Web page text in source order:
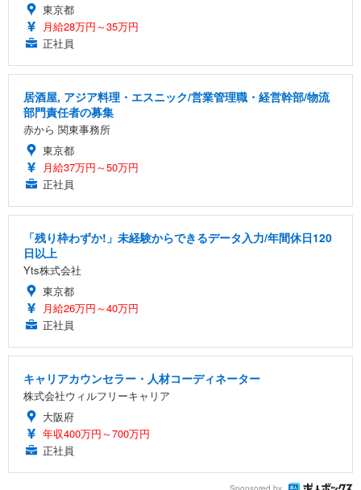
東京都
月給28万円～35万円
正社員
居酒屋, アジア料理・エスニック/営業管理職・経営幹部/物流
部門責任者の募集
赤から 関東事務所
東京都
月給37万円～50万円
正社員
「残り枠わずか!」未経験からできるデータ入力/年間休日120
日以上
Yts株式会社
東京都
月給26万円～40万円
正社員
キャリアカウンセラー・人材コーディネーター
株式会社ウィルフリーキャリア
大阪府
年収400万円～700万円
正社員